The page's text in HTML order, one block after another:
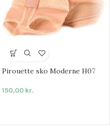
Pirouette sko Moderne H07
150,00 kr.